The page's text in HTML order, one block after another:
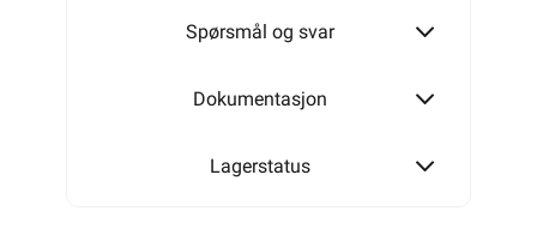
Spørsmål og svar
Dokumentasjon
Lagerstatus